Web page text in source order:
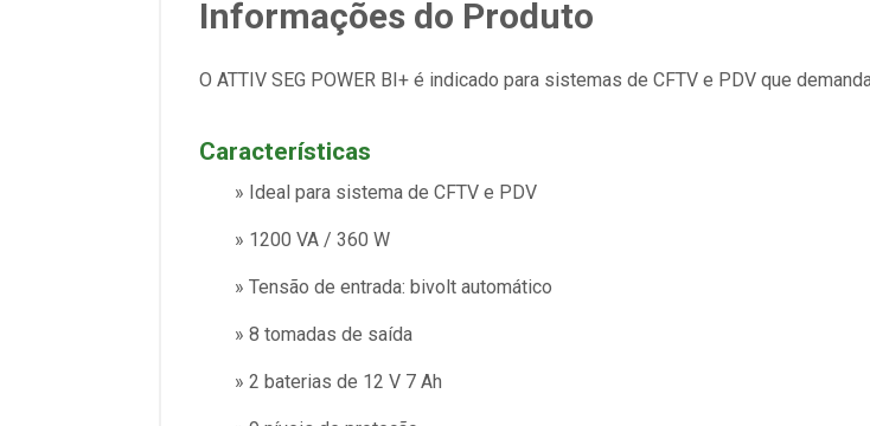
Informações do Produto
O ATTIV SEG POWER BI+ é indicado para sistemas de CFTV e PDV que
Características
» Ideal para sistema de CFTV e PDV
» 1200 VA / 360 W
» Tensão de entrada: bivolt automático
» 8 tomadas de saída
» 2 baterias de 12 V 7 Ah